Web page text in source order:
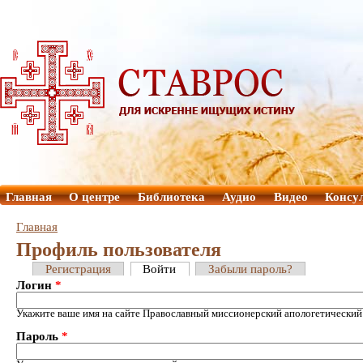
Главная О центре Библиотека Аудио Видео
Главная
Профиль пользователя
Регистрация Войти
Забыли пароль?
Логин *
Укажите ваше имя на сайте Православный миссионерский
Пароль *